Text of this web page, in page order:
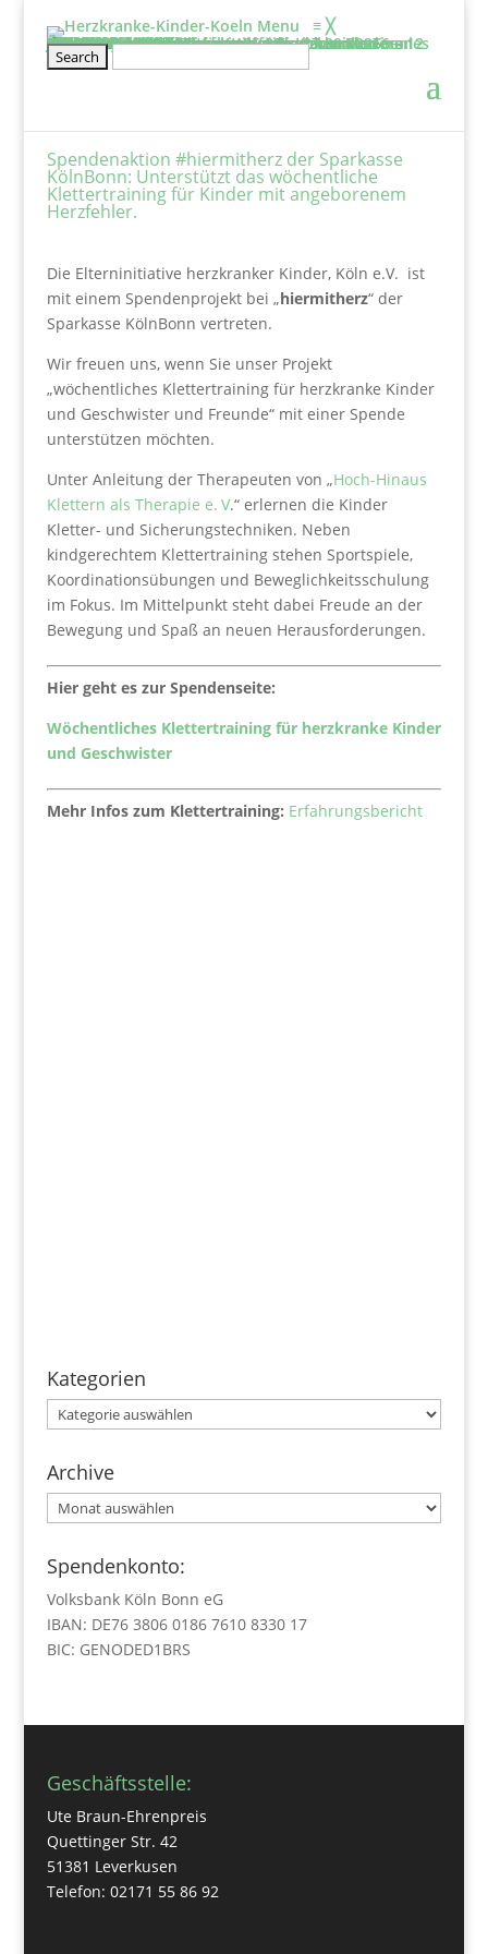
Menu ≡ ╳
Informieren
Über uns
Film: Projekte der Elterninitiative
Aufgaben & Ziele
Entstehung
Satzung
Vorstand
Kontakt
Schirmherr/frau
Tätigkeitsbericht
2025
2024
2023
2022
2021
2020
Projekte
Kölner Klinikclowns
Kunsttherapie
Besuchsdienst
Elternwohnung
Netzwerke und links
Wissenswertes
BHVK
Herzfenster & Info
Newsletter BVHK
Mitmachen
Veranstaltung
Geschwisterseminar für gesunde Kinder von 6 – 12 Jahre und ihre Eltern vom 25.09. – 27.09.2026
2026-Seminar für Eltern: Wir gehe ich mit meinen Ängsten um?
Wellenreiten- und Surf Kurs für herzkranke Teenies von 12 – 18 Jahren
Klettertraining für herzkranke Kinder und Geschwister ab 6 Jahre
Rückblick
Erfahrungsberichte
Mitglied werden
Stammtisch für Eltern von herzkranken Kindern
Kontakt
Spenden
Jetzt Spenden
Spendeneinsatz
Aktuelle Spendenprojekte
Vielen Dank
Spendenbescheinigung
Freistellungsbescheid
Spendenaktion #hiermitherz der Sparkasse
KölnBonn: Unterstützt das wöchentliche
Klettertraining für Kinder mit angeborenem
Herzfehler.
Die Elterninitiative herzkranker Kinder, Köln e.V. ist
mit einem Spendenprojekt bei „hiermitherz“ der
Sparkasse KölnBonn vertreten.
Wir freuen uns, wenn Sie unser Projekt
„wöchentliches Klettertraining für herzkranke Kinder
und Geschwister und Freunde“ mit einer Spende
unterstützen möchten.
Unter Anleitung der Therapeuten von „Hoch-Hinaus
Klettern als Therapie e. V.“ erlernen die Kinder
Kletter- und Sicherungstechniken. Neben
kindgerechtem Klettertraining stehen Sport­spiele,
Koordinationsübungen und Beweglichkeitsschulung
im Fokus. Im Mittelpunkt steht dabei Freude an der
Bewegung und Spaß an neuen Herausforderungen.
Hier geht es zur Spendenseite:
Wöchentliches Klettertraining für herzkranke Kinder
und Geschwister
Mehr Infos zum Klettertraining: Erfahrungsbericht
Kategorien
Kategorien
Archive
Archive
Spendenkonto:
Volksbank Köln Bonn eG
IBAN: DE76 3806 0186 7610 8330 17
BIC: GENODED1BRS
Geschäftsstelle:
Ute Braun-Ehrenpreis
Quettinger Str. 42
51381 Leverkusen
Telefon: 02171 55 86 92